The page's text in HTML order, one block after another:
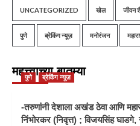
UNCATEGORIZED खेल जीवन
पुणे ब्रेकिंग न्यूज़ मनोरंजन
महत्त्वाच्या बातम्या
पुणे ब्रेकिंग न्यूज़
-तरुणांनी देशाला अखंड ठेवा आणि
निंभोरकर (निवृत्त) ; विजयसिंह घाडगे,